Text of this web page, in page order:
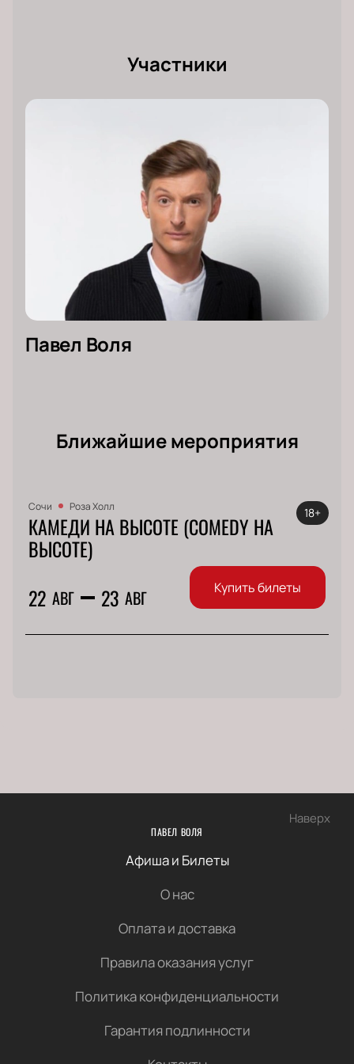
Stand Up” Павла Воли во
Забронировать места на выступлении лучшего
место в зале и вариант оплаты, которым хотите
воспользоваться. Билеты на "Большой Stand Up"
Павла Воли во Владивостоке можно оплатить
картой или наличными.
Мы предоставляем оригинальные бумажные и
электронные билеты, с которыми можно легко
пройти на шоу. Обеспечиваем защиту средств
клиентов и хороший сервис. Торопитесь купить
билеты на концерт Павла Воли во Владивостоке 23
апреля, пока они остаются в наличии.
Участники
Павел Воля
Ближайшие мероприятия
Сочи Роза Холл
КАМЕДИ НА ВЫСОТЕ (COMEDY НА
ВЫСОТЕ)
22 АВГ 23 АВГ
18+
Купить билеты
Наверх
ПАВЕЛ ВОЛЯ
Афиша и Билеты
О нас
Оплата и доставка
Правила оказания услуг
Политика конфиденциальности
Гарантия подлинности